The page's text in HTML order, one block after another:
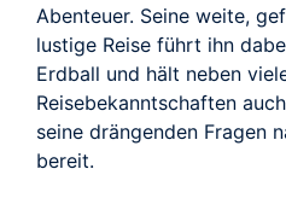
Abenteuer. Seine weite,
lustige Reise führt ihn
Erdball und hält neben
Reisebekanntschaften
seine drängenden Fragen
bereit.